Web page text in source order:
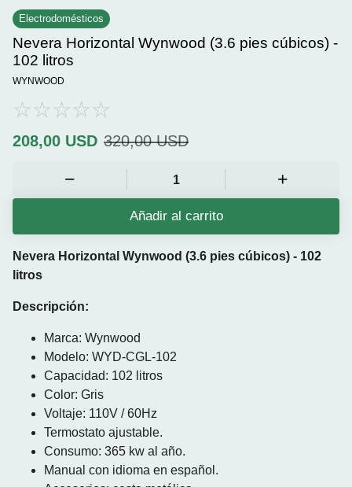
Electrodomésticos
Nevera Horizontal Wynwood (3.6 pies cúbicos) -
102 litros
WYNWOOD
208,00 USD 320,00 USD
Añadir al carrito
Nevera Horizontal Wynwood (3.6 pies cúbicos) - 102
litros
Descripción:
Marca: Wynwood
Modelo: WYD-CGL-102
Capacidad: 102 litros
Color: Gris
Voltaje: 110V / 60Hz
Termostato ajustable.
Consumo: 365 kw al año.
Manual con idioma en español.